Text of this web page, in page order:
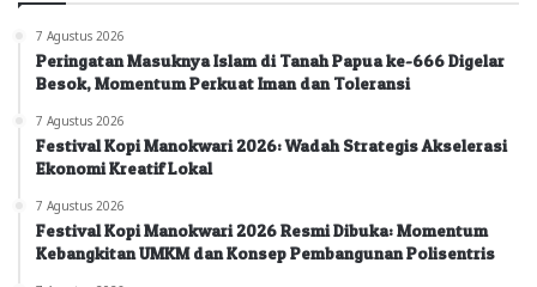
7 Agustus 2026
Peringatan Masuknya Islam di Tanah Papua ke-666 Digelar
Besok, Momentum Perkuat Iman dan Toleransi
7 Agustus 2026
Festival Kopi Manokwari 2026: Wadah Strategis Akselerasi
Ekonomi Kreatif Lokal
7 Agustus 2026
Festival Kopi Manokwari 2026 Resmi Dibuka: Momentum
Kebangkitan UMKM dan Konsep Pembangunan Polisentris